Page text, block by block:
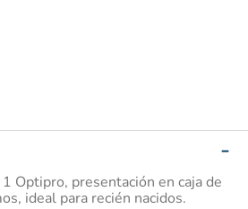
Optipro, presentación en caja de
ideal para recién nacidos.